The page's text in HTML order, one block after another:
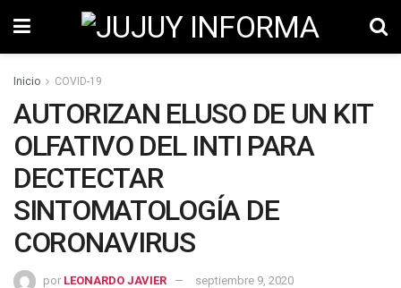
Inicio COVID-19
AUTORIZAN ELUSO DE UN KIT
OLFATIVO DEL INTI PARA
DECTECTAR
SINTOMATOLOGÍA DE
CORONAVIRUS
por LEONARDO JAVIER septiembre 9, 2020